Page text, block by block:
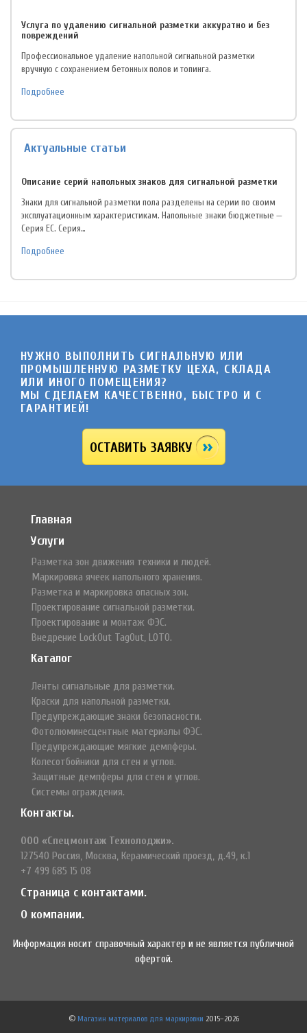
Услуга по удалению сигнальной разметки аккуратно и без
повреждений
Профессиональное удаление напольной сигнальной разметки
вручную с сохранением бетонных полов и топинга.
Подробнее
Актуальные статьи
Описание серий напольных знаков для сигнальной разметки
Знаки для сигнальной разметки пола разделены на серии по своим
эксплуатационным характеристикам. Напольные знаки бюджетные —
Серия EC. Серия…
Подробнее
НУЖНО ВЫПОЛНИТЬ СИГНАЛЬНУЮ ИЛИ
ПРОМЫШЛЕННУЮ РАЗМЕТКУ ЦЕХА, СКЛАДА
ИЛИ ИНОГО ПОМЕЩЕНИЯ?
МЫ СДЕЛАЕМ КАЧЕСТВЕННО, БЫСТРО И C
ГАРАНТИЕЙ!
ОСТАВИТЬ ЗАЯВКУ
Главная
Услуги
Разметка зон движения техники и людей.
Маркировка ячеек напольного хранения.
Разметка и маркировка опасных зон.
Проектирование сигнальной разметки.
Проектирование и монтаж ФЭС.
Внедрение LockOut TagOut, LOTO.
Каталог
Ленты сигнальные для разметки.
Краски для напольной разметки.
Предупреждающие знаки безопасности.
Фотолюминесцентные материалы ФЭС.
Предупреждающие мягкие демпферы.
Колесотбойники для стен и углов.
Защитные демпферы для стен и углов.
Системы ограждения.
Контакты.
ООО «Спецмонтаж Технолоджи».
127540 Россия, Москва, Керамический проезд, д.49, к.1
+7 499 685 15 08
Страница с контактами.
О компании.
Информация носит справочный характер и не является публичной
офертой.
© Магазин материалов для маркировки 2015–2026